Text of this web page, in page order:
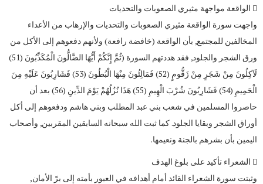
 الواقعة مواجهة مثيري الصعوبات والتحديات
واجهت سورة الواقعة مثيري الصعوبات والتحديات والإرهاب من الأعداء
المخالفين للمجتمع, بأن الواقعة (خافضة رافعة) ولأنهم دفعوهم إلى الأكل من
ورق الشجر والجلود, فقد هددتهم السورة (ثُمَّ إِنَّكُمْ أَيُّهَا الضَّالُّونَ الْمُكَذِّبُونَ (51)
لَآكِلُونَ مِنْ شَجَرٍ مِنْ زَقُّومٍ (52) فَمَالِئُونَ مِنْهَا الْبُطُونَ (53) فَشَارِبُونَ عَلَيْهِ مِنَ
الْحَمِيمِ (54) فَشَارِبُونَ شُرْبَ الْهِيمِ (55) هَذَا نُزُلُهُمْ يَوْمَ الدِّينِ (56) بعد أن
حاصروا المسلمين في شعب بني عبد المطلب وبني هاشم ودفعوهم إلى أكل
أوراق الشجر وبقايا الجلود. كما ثبت الله سبحانه السابقين المقربين, وأصحاب
اليمين بأن بشرهم بالجنة ونعيمها.
 الشعراء تأكيد على بلوغ الهدف
وثبتت سورة الشعراء القائد أمام أهدافه في العبور بأمته إلى برّ الأمان,